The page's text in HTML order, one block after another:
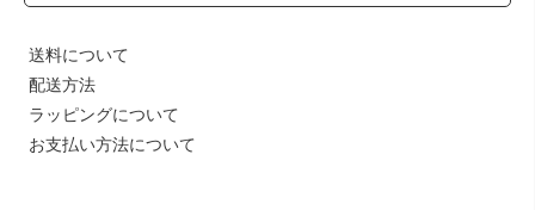
送料について
配送方法
ラッピングについて
お支払い方法について